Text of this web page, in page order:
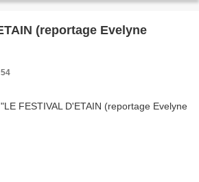
(reportage Evelyne